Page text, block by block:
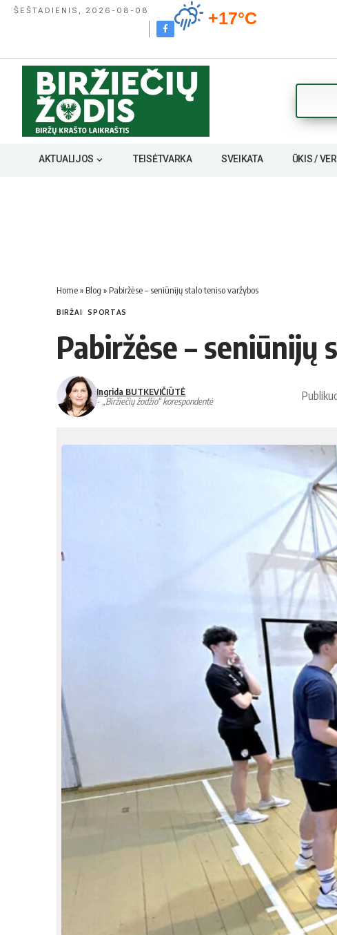
ŠEŠTADIENIS, 2026-08-08 +17°C
AKTUALIJOS TEISĖTVARKA SVEIKATA ŪKIS /
Home» Blog » Pabiržėse – seniūnijų stalo teniso varžybos
BIRŽAI SPORTAS
Pabiržėse –
Ingrida BUTKEVIČIŪTĖ
- „Biržiečių žodžio“ korespondentė